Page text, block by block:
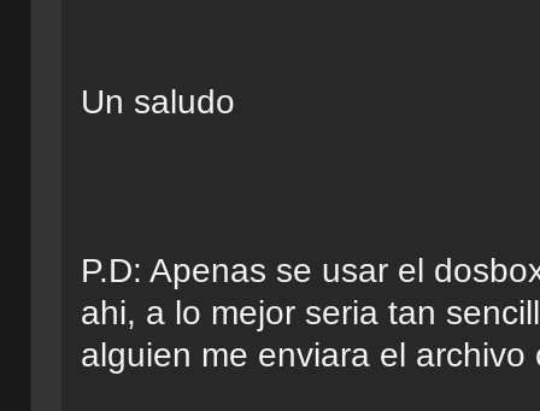
Un saludo
P.D: Apenas se usar el
ahi, a lo mejor seria tan
alguien me enviara el